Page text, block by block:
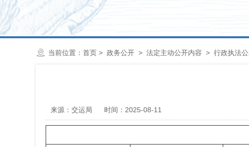
当前位置： 首页 > 政务公开 > 法定主动公开内容 > 行政执法
来源：交运局 时间：2025-08-11